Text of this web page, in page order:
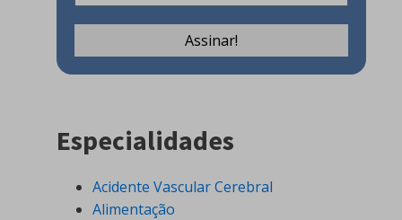
Especialidades
Acidente Vascular Cerebral
Alimentação